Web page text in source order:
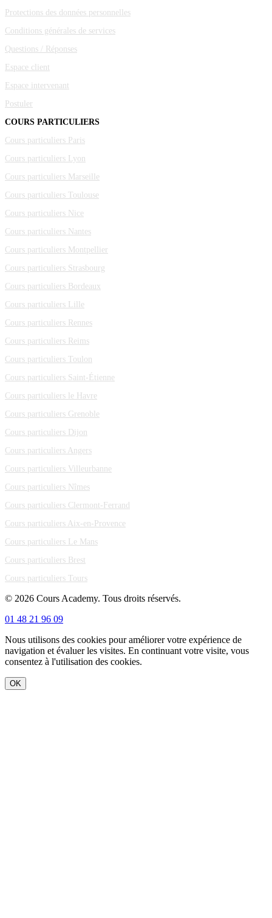
Protections des données personnelles
Conditions générales de services
Questions / Réponses
Espace client
Espace intervenant
Postuler
COURS PARTICULIERS
Cours particuliers Paris
Cours particuliers Lyon
Cours particuliers Marseille
Cours particuliers Toulouse
Cours particuliers Nice
Cours particuliers Nantes
Cours particuliers Montpellier
Cours particuliers Strasbourg
Cours particuliers Bordeaux
Cours particuliers Lille
Cours particuliers Rennes
Cours particuliers Reims
Cours particuliers Toulon
Cours particuliers Saint-Étienne
Cours particuliers le Havre
Cours particuliers Grenoble
Cours particuliers Dijon
Cours particuliers Angers
Cours particuliers Villeurbanne
Cours particuliers Nîmes
Cours particuliers Clermont-Ferrand
Cours particuliers Aix-en-Provence
Cours particuliers Le Mans
Cours particuliers Brest
Cours particuliers Tours
© 2026 Cours Academy. Tous droits réservés.
01 48 21 96 09
Nous utilisons des cookies pour améliorer votre expérience de
navigation et évaluer les visites. En continuant votre visite, vous
consentez à l'utilisation des cookies.
OK